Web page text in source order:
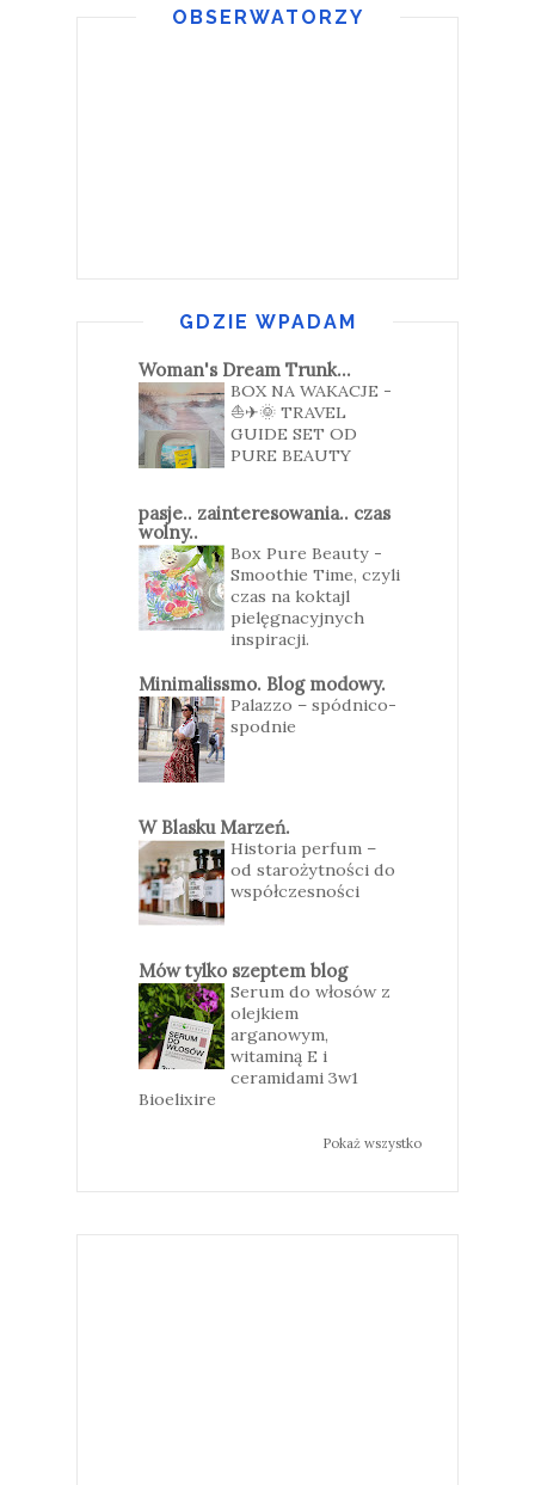
OBSERWATORZY
GDZIE WPADAM
Woman's Dream Trunk...
BOX NA WAKACJE -
⛵✈🌞 TRAVEL
GUIDE SET OD
PURE BEAUTY
pasje.. zainteresowania.. czas
wolny..
Box Pure Beauty -
Smoothie Time, czyli
czas na koktajl
pielęgnacyjnych
inspiracji.
Minimalissmo. Blog modowy.
Palazzo – spódnico-
spodnie
W Blasku Marzeń.
Historia perfum –
od starożytności do
współczesności
Mów tylko szeptem blog
Serum do włosów z
olejkiem
arganowym,
witaminą E i
ceramidami 3w1
Bioelixire
Pokaż wszystko